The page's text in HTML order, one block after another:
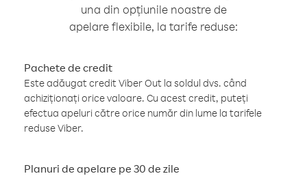
una din opțiunile noastre de
apelare flexibile, la tarife reduse:
Pachete de credit
Este adăugat credit Viber Out la soldul dvs. când
achiziționați orice valoare. Cu acest credit, puteți
efectua apeluri către orice număr din lume la tarifele
reduse Viber.
Planuri de apelare pe 30 de zile